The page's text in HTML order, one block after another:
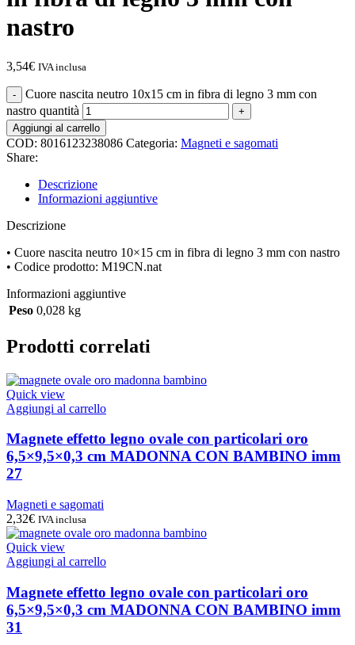
nastro
3,54€ IVA inclusa
Cuore nascita neutro 10x15 cm in fibra di legno 3 mm con
nastro quantità
Aggiungi al carrello
COD: 8016123238086 Categoria: Magneti e sagomati
Share:
Descrizione
Informazioni aggiuntive
Descrizione
• Cuore nascita neutro 10×15 cm in fibra di legno 3 mm con nastro
• Codice prodotto: M19CN.nat
Informazioni aggiuntive
Peso 0,028 kg
Prodotti correlati
Quick view
Aggiungi al carrello
Magnete effetto legno ovale con particolari oro
6,5×9,5×0,3 cm MADONNA CON BAMBINO imm
27
Magneti e sagomati
2,32€ IVA inclusa
Quick view
Aggiungi al carrello
Magnete effetto legno ovale con particolari oro
6,5×9,5×0,3 cm MADONNA CON BAMBINO imm
31